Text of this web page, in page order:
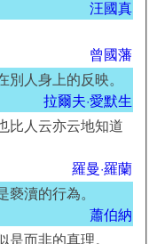
汪國真
曾國藩
人身上的反映。
拉爾夫·愛默生
比人云亦云地知道
羅曼·羅蘭
瀆的行為。
蕭伯納
而非的真理。